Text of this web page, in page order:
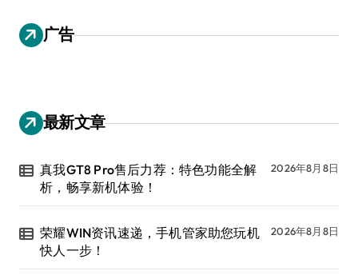
广告
最新文章
真我GT8 Pro售后力荐：特色功能全解
析，畅享新机体验！
2026年8月8日
荣耀WIN资讯速递，手机管家助您玩机
快人一步！
2026年8月8日